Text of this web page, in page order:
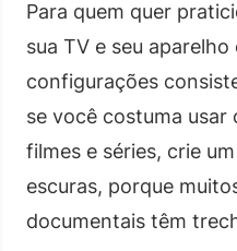
Para quem quer
sua TV e seu
configurações
se você costuma usar
filmes e séries, crie
escuras, porque
documentais têm